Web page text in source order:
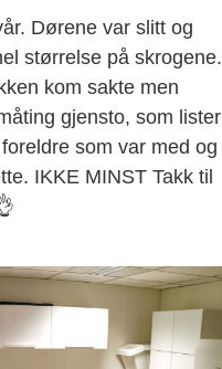
Dørene var slitt og
størrelse på skrogene.
kom sakte men
gjensto, som lister
som var med og
IKKE MINST Takk til